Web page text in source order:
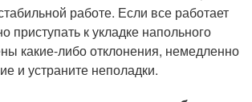
работе. Если все работает
приступать к укладке напольного
какие-либо отклонения, немедленно
и устраните неполадки.